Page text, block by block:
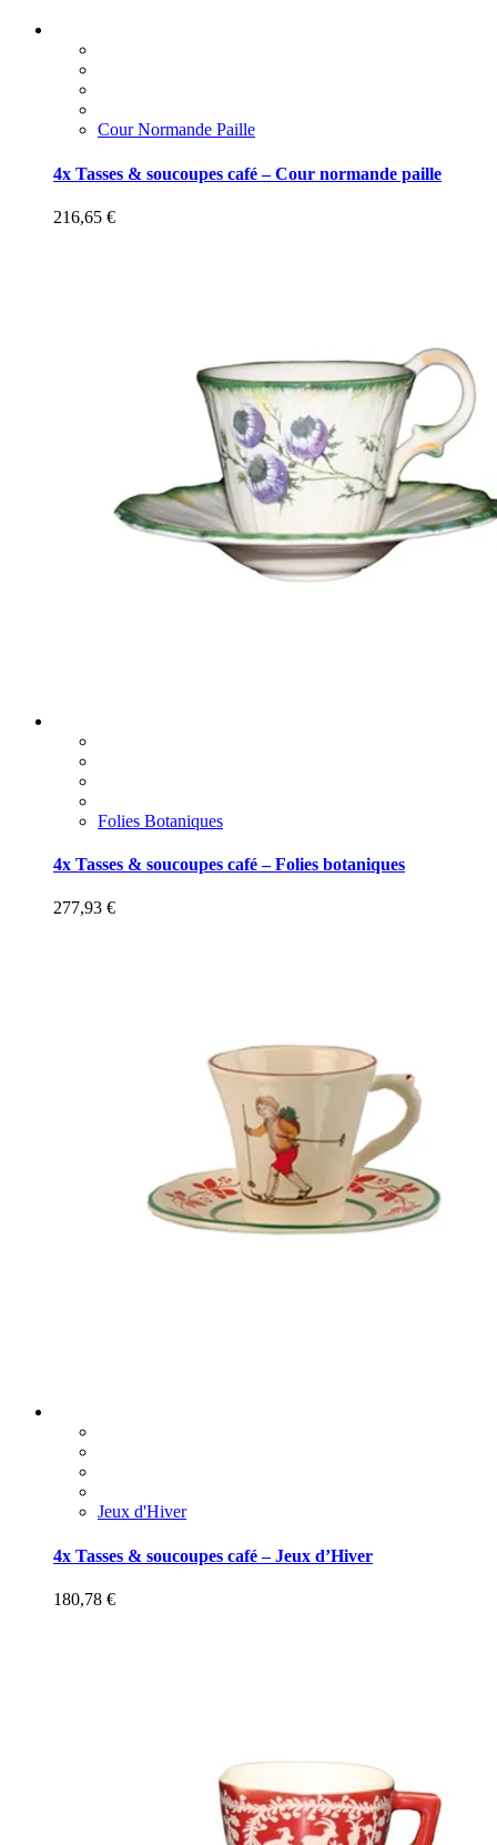
Cour Normande Paille
4x Tasses & soucoupes café – Cour normande paille
216,65 €
Folies Botaniques
4x Tasses & soucoupes café – Folies botaniques
277,93 €
Jeux d'Hiver
4x Tasses & soucoupes café – Jeux d’Hiver
180,78 €